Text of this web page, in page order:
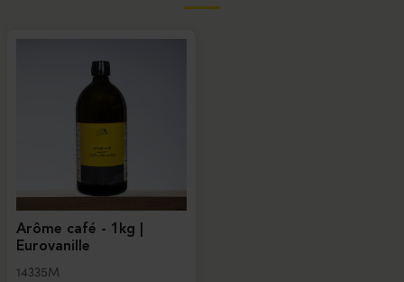
Arôme café - 1kg |
Eurovanille
14335M